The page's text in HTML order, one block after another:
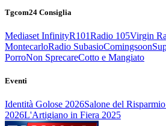
Tgcom24 Consiglia
Mediaset InfinityR101Radio 105Virgin
MontecarloRadio SubasioComingsoon
PorroNon SprecareCotto e Mangiato
Eventi
Identità Golose 2026Salone del
2026L'Artigiano in Fiera 2025